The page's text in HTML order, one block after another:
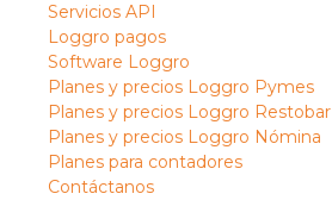
Servicios API
Loggro pagos
Software Loggro
Planes y precios Loggro Pymes
Planes y precios Loggro Restobar
Planes y precios Loggro Nómina
Planes para contadores
Contáctanos